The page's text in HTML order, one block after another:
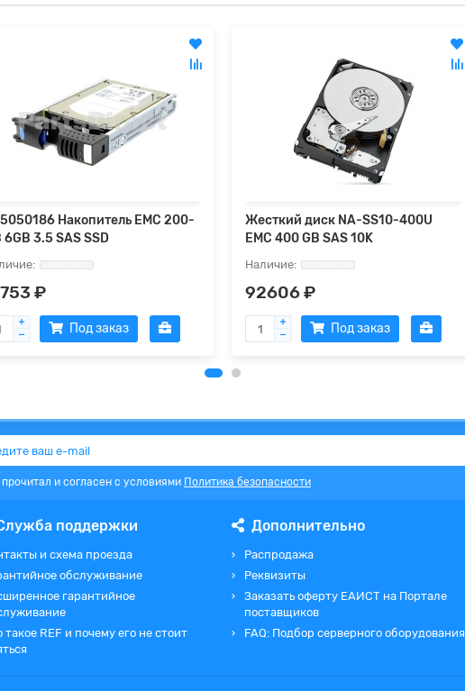
Накопитель EMC 200-
6GB 3.5 SAS SSD
₽
Под заказ
Жесткий диск NA-SS10-400U
EMC 400 GB SAS 10K
92606 ₽
Под заказ
прочитал и согласен с условиями Политика безопасности
поддержки
и схема проезда
обслуживание
гарантийное
такое REF и почему его не стоит
Дополнительно
Распродажа
Реквизиты
Заказать оферту ЕАИСТ на Портале
поставщиков
FAQ: Подбор серверного оборудования